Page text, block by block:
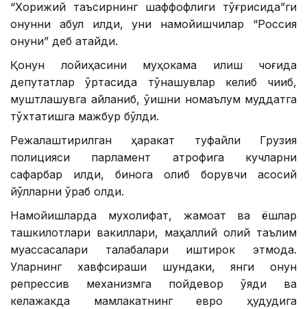
“Хорижий таъсирнинг шаффофлиги тўғрисида”ги
қонунни қабул қилди, уни намойишчилар “Россия
қонуни” деб атайди.
Қонун лойиҳасини муҳокама қилиш чоғида
депутатлар ўртасида тўқнашувлар келиб чиқиб,
муштлашувга айланиб, ўқишни номаълум муддатга
тўхтатишга мажбур бўлди.
Режалаштирилган ҳаракат туфайли Грузия
полицияси парламент атрофига кучларни
сафарбар қилди, бинога олиб борувчи асосий
йўлларни ўраб олди.
Намойишларда мухолифат, жамоат ва ёшлар
ташкилотлари вакиллари, маҳаллий олий таълим
муассасалари талабалари иштирок этмоқда.
Уларнинг хавфсираши шундаки, янги қонун
репрессив механизмга пойдевор қўяди ва
келажакда мамлакатнинг евро ҳудудига